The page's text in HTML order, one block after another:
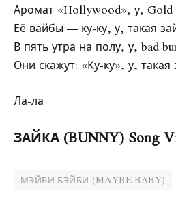
Аромат «Hollywood», у, Gold
Её вайбы — ку-ку, у, такая
В пять утра на полу, у, bad
Они скажут: «Ку-ку», у, такая
Ла-ла
ЗАЙКА (BUNNY) Song
МЭЙБИ БЭЙБИ (MAYBE BABY)